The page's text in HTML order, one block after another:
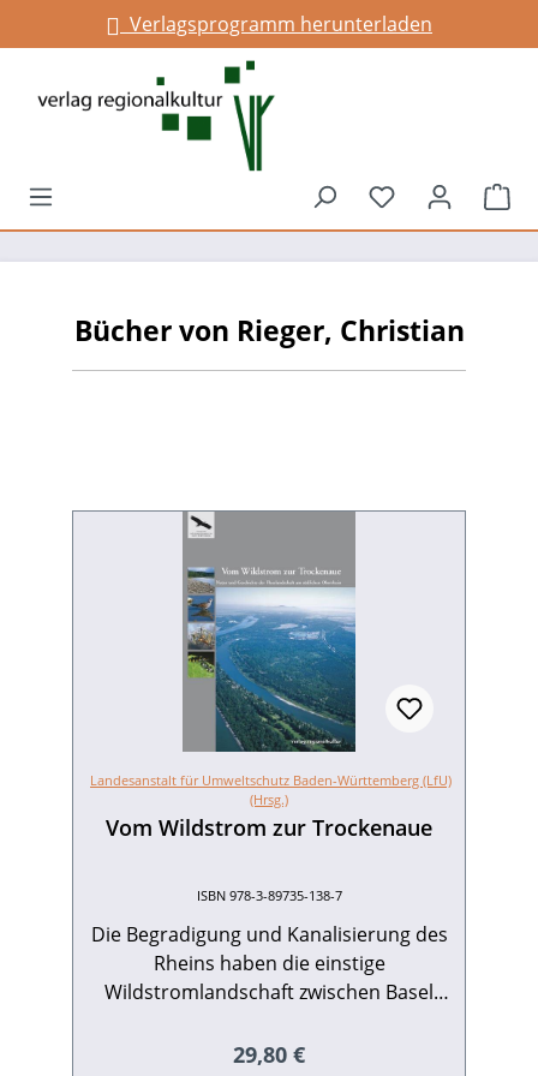
springenVerlagsprogramm herunterladen
Du hast 0
Bücher von Rieger, Christian
Landesanstalt für Umweltschutz Baden-Württemberg (LfU)
(Hrsg.)
Vom Wildstrom zur Trockenaue
ISBN 978-3-89735-138-7
Die Begradigung und Kanalisierung des
Rheins haben die einstige
Wildstromlandschaft zwischen Basel
Auenbereiche fielen dabei trocken.
Regulärer Preis:
29,80 €